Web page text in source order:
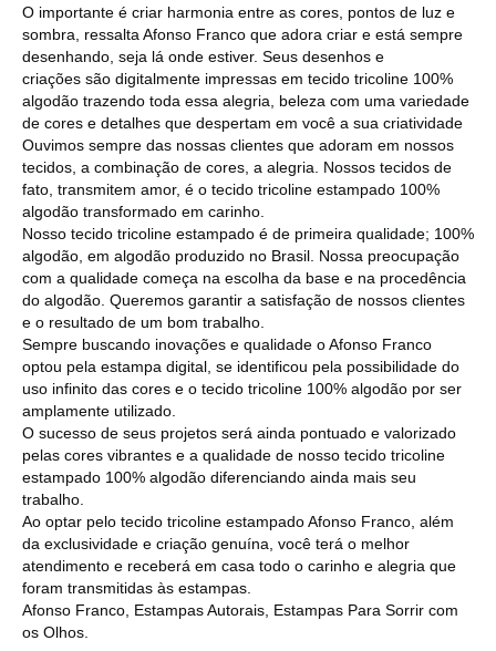
O importante é criar harmonia entre as cores, pontos de luz e
sombra, ressalta Afonso Franco que adora criar e está sempre
desenhando, seja lá onde estiver. Seus desenhos e
criações são digitalmente impressas em tecido tricoline 100%
algodão trazendo toda essa alegria, beleza com uma variedade
de cores e detalhes que despertam em você a sua criatividade
Ouvimos sempre das nossas clientes que adoram em nossos
tecidos, a combinação de cores, a alegria. Nossos tecidos de
fato, transmitem amor, é o tecido tricoline estampado 100%
algodão transformado em carinho.
Nosso tecido tricoline estampado é de primeira qualidade; 100%
algodão, em algodão produzido no Brasil. Nossa preocupação
com a qualidade começa na escolha da base e na procedência
do algodão. Queremos garantir a satisfação de nossos clientes
e o resultado de um bom trabalho.
Sempre buscando inovações e qualidade o Afonso Franco
optou pela estampa digital, se identificou pela possibilidade do
uso infinito das cores e o tecido tricoline 100% algodão por ser
amplamente utilizado.
O sucesso de seus projetos será ainda pontuado e valorizado
pelas cores vibrantes e a qualidade de nosso tecido tricoline
estampado 100% algodão diferenciando ainda mais seu
trabalho.
Ao optar pelo tecido tricoline estampado Afonso Franco, além
da exclusividade e criação genuína, você terá o melhor
atendimento e receberá em casa todo o carinho e alegria que
foram transmitidas às estampas.
Afonso Franco, Estampas Autorais, Estampas Para Sorrir com
os Olhos.